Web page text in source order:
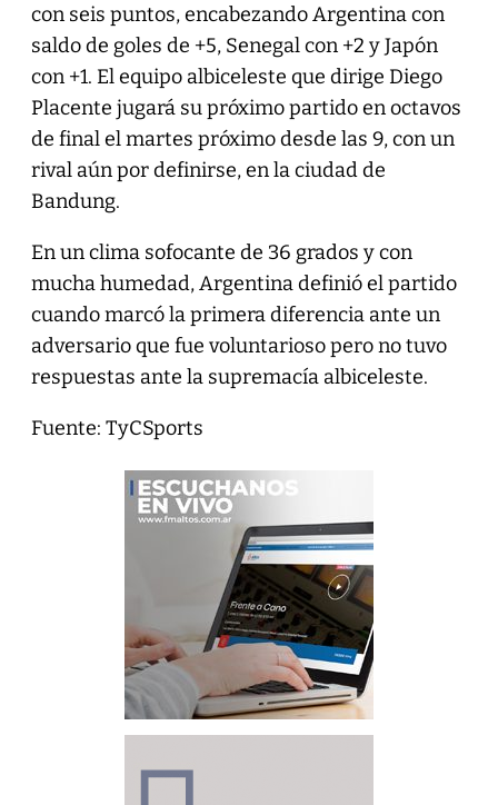
con seis puntos, encabezando Argentina con
saldo de goles de +5, Senegal con +2 y Japón
con +1. El equipo albiceleste que dirige Diego
Placente jugará su próximo partido en octavos
de final el martes próximo desde las 9, con un
rival aún por definirse, en la ciudad de
Bandung.
En un clima sofocante de 36 grados y con
mucha humedad, Argentina definió el partido
cuando marcó la primera diferencia ante un
adversario que fue voluntarioso pero no tuvo
respuestas ante la supremacía albiceleste.
Fuente: TyCSports